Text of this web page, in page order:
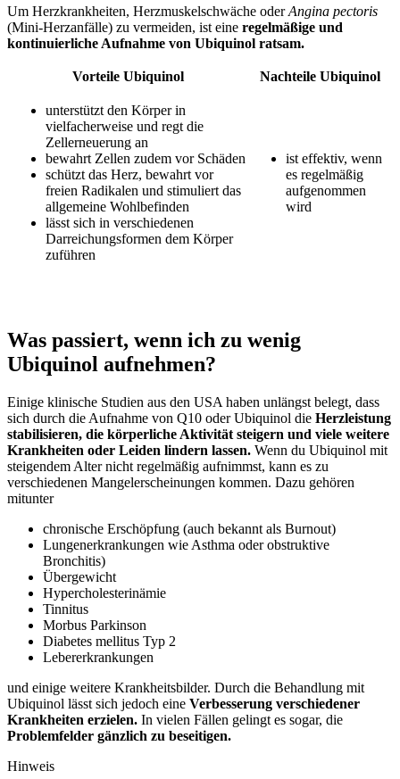
Um Herzkrankheiten, Herzmuskelschwäche oderAngina pectoris
(Mini-Herzanfälle) zu vermeiden, ist eine regelmäßige und
kontinuierliche Aufnahme von Ubiquinol ratsam.
Vorteile Ubiquinol Nachteile Ubiquinol
unterstützt den Körper in
vielfacherweise und regt die
Zellerneuerung an
bewahrt Zellen zudem vor Schäden
schützt das Herz, bewahrt vor
freien Radikalen und stimuliert das
allgemeine Wohlbefinden
lässt sich in verschiedenen
Darreichungsformen dem Körper
zuführen
ist effektiv, wenn
es regelmäßig
aufgenommen
wird
Was passiert, wenn ich zu wenig
Ubiquinol aufnehmen?
Einige klinische Studien aus den USA haben unlängst belegt, dass
sich durch die Aufnahme von Q10 oder Ubiquinol die Herzleistung
stabilisieren, die körperliche Aktivität steigern und viele weitere
Krankheiten oder Leiden lindern lassen. Wenn du Ubiquinol mit
steigendem Alter nicht regelmäßig aufnimmst, kann es zu
verschiedenen Mangelerscheinungen kommen. Dazu gehören
mitunter
chronische Erschöpfung (auch bekannt als Burnout)
Lungenerkrankungen wie Asthma oder obstruktive
Bronchitis)
Übergewicht
Hypercholesterinämie
Tinnitus
Morbus Parkinson
Diabetes mellitus Typ 2
Lebererkrankungen
und einige weitere Krankheitsbilder. Durch die Behandlung mit
Ubiquinol lässt sich jedoch eine Verbesserung verschiedener
Krankheiten erzielen. In vielen Fällen gelingt es sogar, die
Problemfelder gänzlich zu beseitigen.
Hinweis